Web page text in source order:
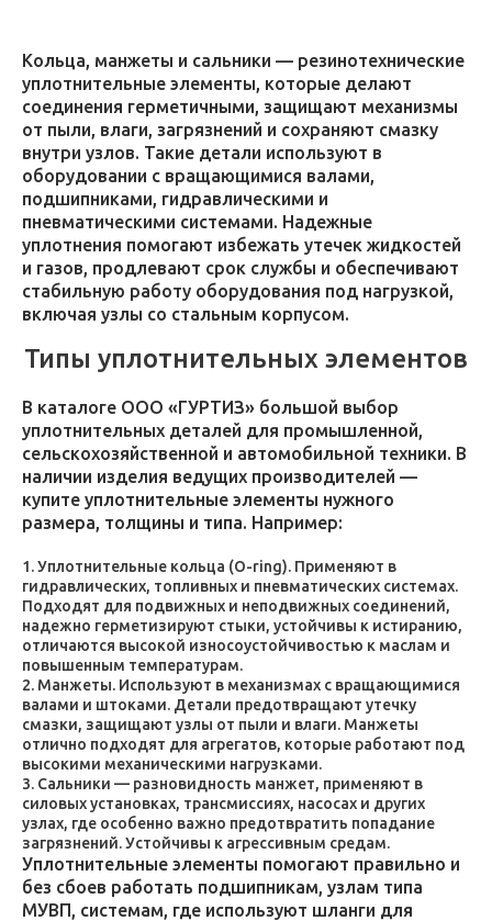
Кольца, манжеты и сальники — резинотехнические
уплотнительные элементы, которые делают
соединения герметичными, защищают механизмы
от пыли, влаги, загрязнений и сохраняют смазку
внутри узлов. Такие детали используют в
оборудовании с вращающимися валами,
подшипниками, гидравлическими и
пневматическими системами. Надежные
уплотнения помогают избежать утечек жидкостей
и газов, продлевают срок службы и обеспечивают
стабильную работу оборудования под нагрузкой,
включая узлы со стальным корпусом.
Типы уплотнительных элементов
В каталоге ООО «ГУРТИЗ» большой выбор
уплотнительных деталей для промышленной,
сельскохозяйственной и автомобильной техники. В
наличии изделия ведущих производителей —
купите уплотнительные элементы нужного
размера, толщины и типа. Например:
Уплотнительные кольца (O-ring). Применяют в
гидравлических, топливных и пневматических системах.
Подходят для подвижных и неподвижных соединений,
надежно герметизируют стыки, устойчивы к истиранию,
отличаются высокой износоустойчивостью к маслам и
повышенным температурам.
Манжеты. Используют в механизмах с вращающимися
валами и штоками. Детали предотвращают утечку
смазки, защищают узлы от пыли и влаги. Манжеты
отлично подходят для агрегатов, которые работают под
высокими механическими нагрузками.
Сальники — разновидность манжет, применяют в
силовых установках, трансмиссиях, насосах и других
узлах, где особенно важно предотвратить попадание
загрязнений. Устойчивы к агрессивным средам.
Уплотнительные элементы помогают правильно и
без сбоев работать подшипникам, узлам типа
МУВП, системам, где используют шланги для